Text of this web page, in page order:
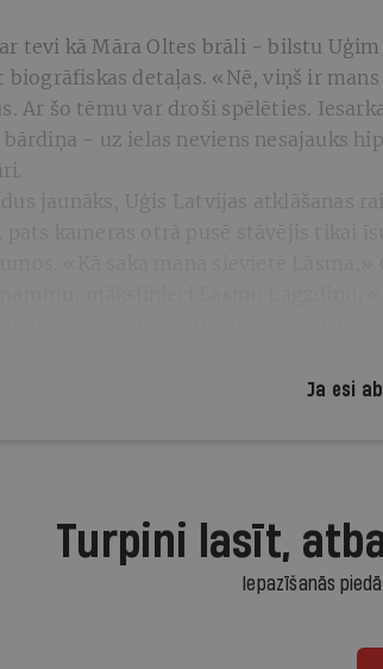
tevi kā Māra Oltes brāli - bilstu
biogrāfiskas detaļas. «Nē, viņš ir
Ar šo tēmu var droši spēlēties.
bārdiņa - uz ielas neviens nesajauks
jaunāks, Uģis Latvijas atklāšanas
Ja esi
Turpini lasīt,
Iepazīšanās